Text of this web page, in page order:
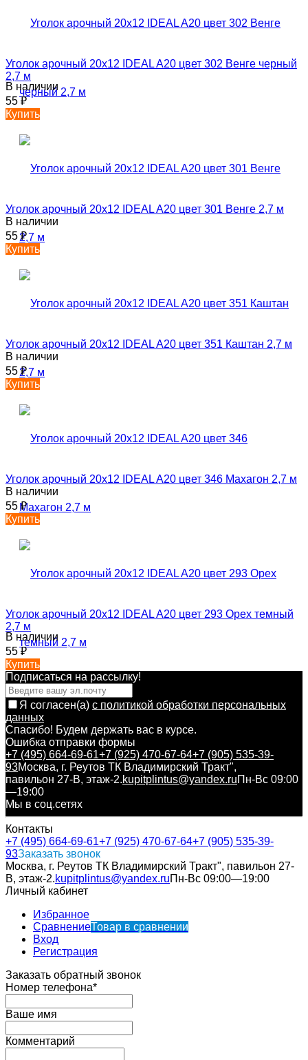
Уголок арочный 20х12 IDEAL A20 цвет 302 Венге черный
2,7 м
В наличии
55₽
Купить
Уголок арочный 20х12 IDEAL A20 цвет 301 Венге 2,7 м
В наличии
55₽
Купить
Уголок арочный 20х12 IDEAL A20 цвет 351 Каштан 2,7 м
В наличии
55₽
Купить
Уголок арочный 20х12 IDEAL A20 цвет 346 Махагон 2,7 м
В наличии
55₽
Купить
Уголок арочный 20х12 IDEAL A20 цвет 293 Орех темный
2,7 м
В наличии
55₽
Купить
Подписаться на рассылкy!
Я согласен(a) с политикой обработки персональных
данных
Спасибо! Будем держать вас в курсе.
Ошибка отправки формы
+7 (495) 664-69-61+7 (925) 470-67-64+7 (905) 535-39-
93Москва, г. Реутов ТК Владимирский Тракт",
павильон 27-В, этаж-2.kupitplintus@yandex.ruПн-Вс 09:00
—19:00
Мы в соц.сетях
Контакты
+7 (495) 664-69-61+7 (925) 470-67-64+7 (905) 535-39-
93Заказать звонок
Москва, г. Реутов ТК Владимирский Тракт", павильон 27-
В, этаж-2.kupitplintus@yandex.ruПн-Вс 09:00—19:00
Личный кабинет
Избранное
СравнениеТовар в сравнении
Вход
Регистрация
Заказать обратный звонок
Номер телефона*
Ваше имя
Комментарий